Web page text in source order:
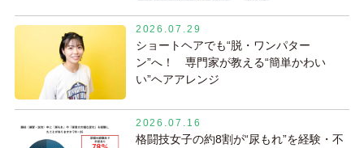
2026.07.29
ショートヘアでも“脱・ワンパター
ン”へ！ 専門家が教える“簡単かわい
い”ヘアアレンジ
2026.07.16
格闘技女子の約8割が“尿もれ”を経験・不